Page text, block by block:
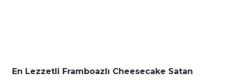
En Lezzetli Framboazlı Cheesecake Satan